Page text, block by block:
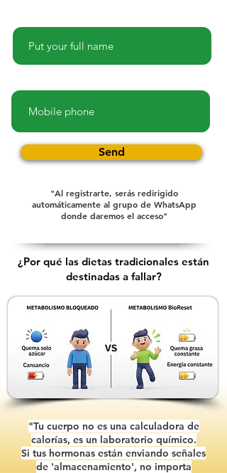
Send
"Al registrarte, serás redirigido
automáticamente al grupo de WhatsApp
donde daremos el acceso"
¿Por qué las dietas tradicionales están
destinadas a fallar?
"Tu cuerpo no es una calculadora de
calorías, es un laboratorio químico.
Si tus hormonas están enviando señales
de 'almacenamiento', no importa